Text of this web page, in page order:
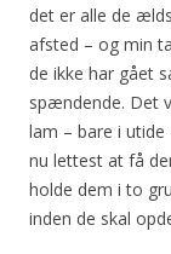
det er alle de
afsted – og min
de ikke har gået
spændende. Det
lam – bare i
nu lettest at få
holde dem i to
inden de skal